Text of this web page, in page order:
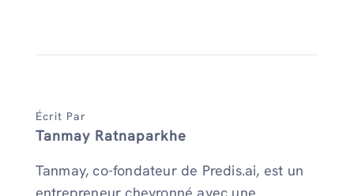
Écrit Par
Tanmay Ratnaparkhe
Tanmay, co-fondateur de Predis.ai, est un
entrepreneur chevronné avec une